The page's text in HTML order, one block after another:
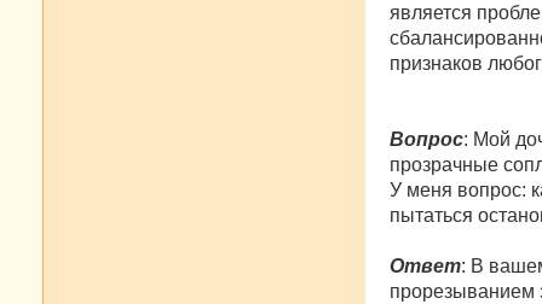
является
признаков
Вопрос: Мой
прозрачные
У меня вопрос:
пытаться
Ответ: В
прорезыванием